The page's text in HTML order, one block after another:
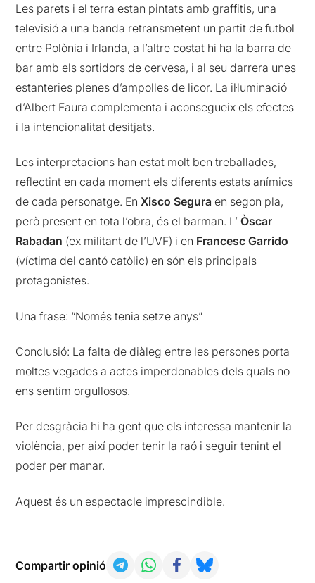
Les parets i el terra estan pintats amb graffitis, una
televisió a una banda retransmetent un partit de futbol
entre Polònia i Irlanda, a l’altre costat hi ha la barra de
bar amb els sortidors de cervesa, i al seu darrera unes
estanteries plenes d’ampolles de licor. La il·luminació
d’Albert Faura complementa i aconsegueix els efectes
i la intencionalitat desitjats.
Les interpretacions han estat molt ben treballades,
reflectint en cada moment els diferents estats anímics
de cada personatge. EnXisco Segura en segon pla,
però present en tota l’obra, és el barman. L’Òscar
Rabadan (ex militant de l’UVF) i en Francesc Garrido
(víctima del cantó catòlic) en són els principals
protagonistes.
Una frase: “Només tenia setze anys”
Conclusió: La falta de diàleg entre les persones porta
moltes vegades a actes imperdonables dels quals no
ens sentim orgullosos.
Per desgràcia hi ha gent que els interessa mantenir la
violència, per així poder tenir la raó i seguir tenint el
poder per manar.
Aquest és un espectacle imprescindible.
Compartir opinió